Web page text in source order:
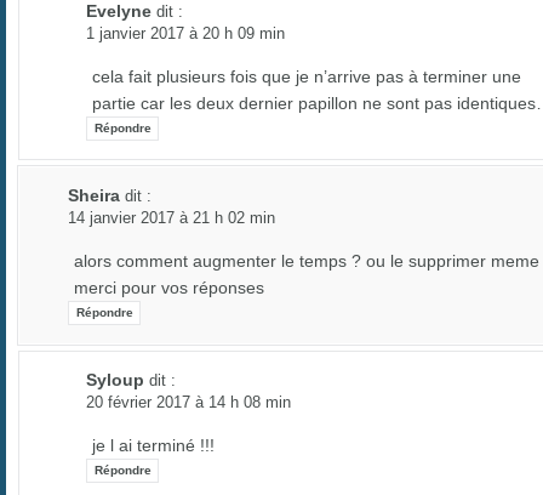
Evelyne dit :
1 janvier 2017 à 20 h 09 min
cela fait plusieurs fois que je n’arrive pas à terminer une
partie car les deux dernier papillon ne sont pas
Répondre
Sheira dit :
14 janvier 2017 à 21 h 02 min
alors comment augmenter le temps ? ou le supprimer meme
merci pour vos réponses
Répondre
Syloup dit :
20 février 2017 à 14 h 08 min
je l ai terminé !!!
Répondre